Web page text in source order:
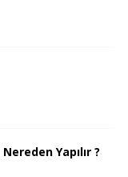
Yapılır ?